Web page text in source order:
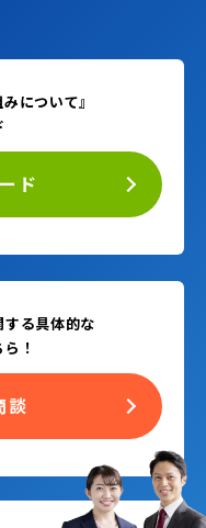
について』
ド
る具体的な
！
談